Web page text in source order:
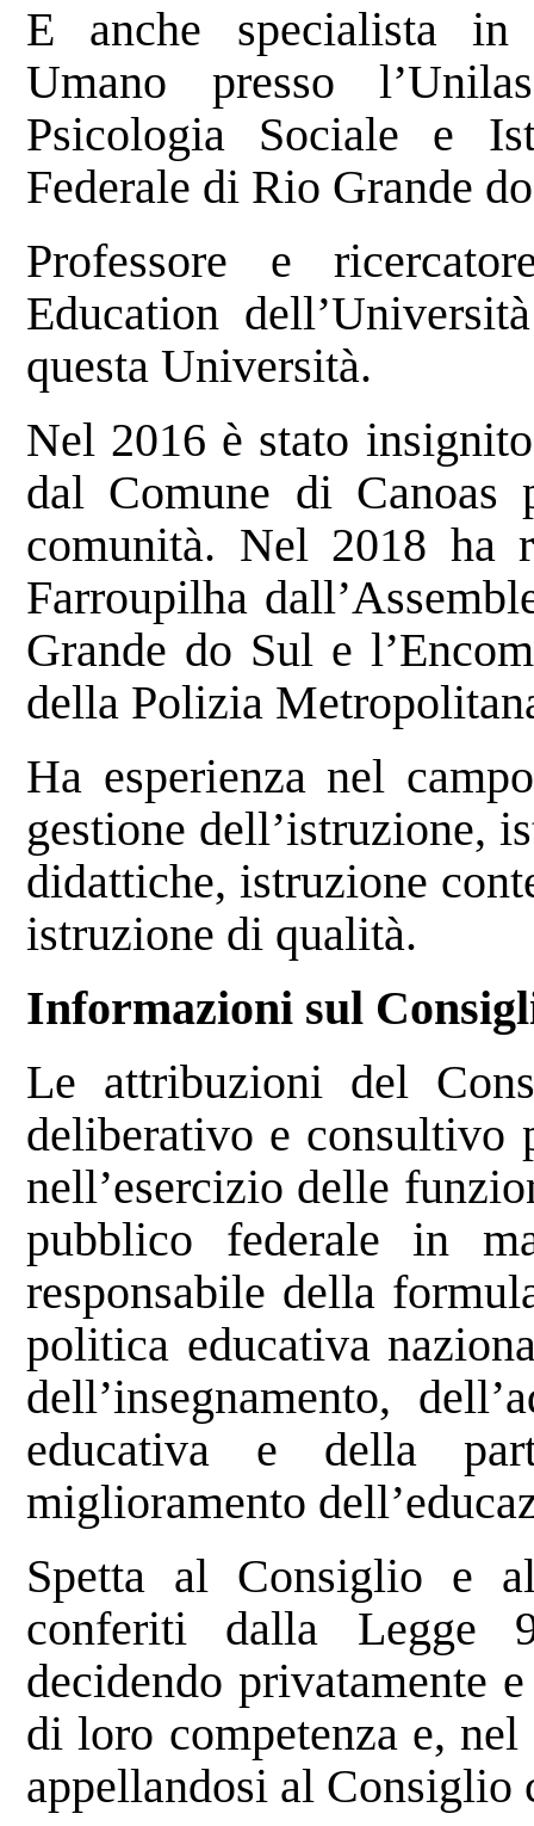
E anche specialista in
Umano presso
Psicologia Sociale e
Federale di Rio Grande
Professore e
Education
questa Università.
Nel 2016 è stato
dal Comune di
comunità. Nel 2018 ha
Farroupilha
Grande do Sul e
della Polizia
Ha esperienza nel
gestione dell’istruzione,
didattiche, istruzione
istruzione di qualità.
Informazioni sul
Le attribuzioni del
deliberativo e consultivo
nell’esercizio delle
pubblico federale in
responsabile della
politica educativa
dell’insegnamento,
educativa e della
miglioramento
Spetta al Consiglio e
conferiti dalla Legge
decidendo privatamente
di loro competenza e,
appellandosi al Consiglio